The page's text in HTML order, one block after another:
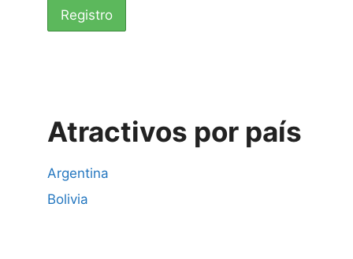
Atractivos por país
Argentina
Bolivia